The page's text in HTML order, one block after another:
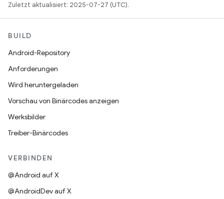
Zuletzt aktualisiert: 2025-07-27 (UTC).
BUILD
Android-Repository
Anforderungen
Wird heruntergeladen
Vorschau von Binärcodes anzeigen
Werksbilder
Treiber-Binärcodes
VERBINDEN
@Android auf X
@AndroidDev auf X